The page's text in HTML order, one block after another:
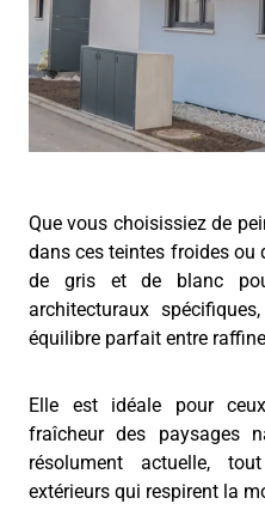
Que vous choisissiez de
dans ces teintes froides ou
de gris et de blanc
architecturaux
équilibre parfait entre
Elle est idéale pour
fraîcheur des paysages
résolument actuelle,
extérieurs qui respirent la